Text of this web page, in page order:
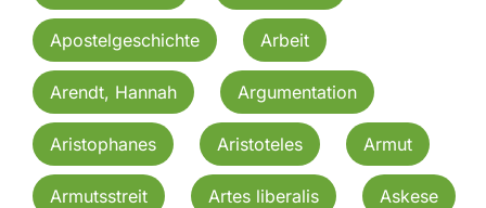
Apostelgeschichte Arbeit
Arendt, Hannah Argumentation
Aristophanes Aristoteles Armut
Armutsstreit Artes liberalis Askese